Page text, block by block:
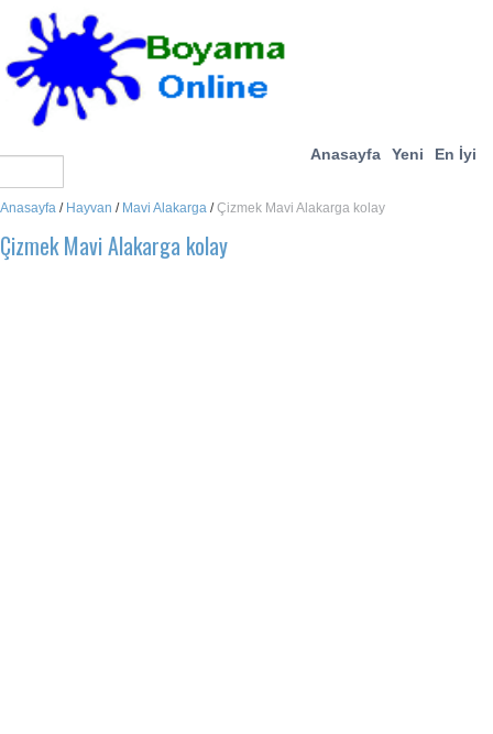
Anasayfa Yeni En İyi
Anasayfa / Hayvan / Mavi Alakarga /Çizmek Mavi Alakarga kolay
Çizmek Mavi Alakarga kolay